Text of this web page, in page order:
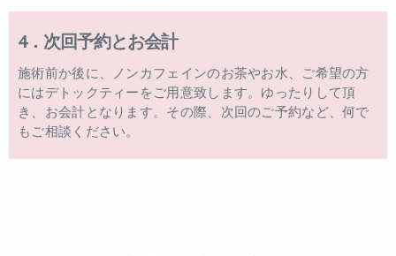
4．次回予約とお会計
施術前か後に、ノンカフェインのお茶やお水、ご希望の方
にはデトックティーをご用意致します。ゆったりして頂
き、お会計となります。その際、次回のご予約など、何で
もご相談ください。